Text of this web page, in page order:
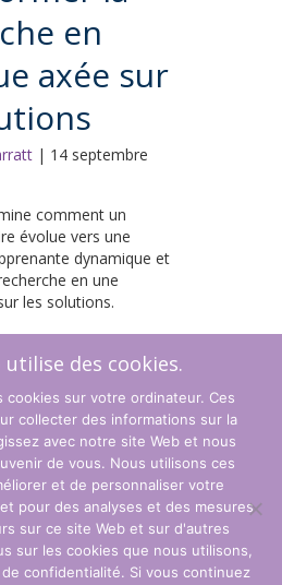
en
axée sur
| 14 septembre
comment un
évolue vers une
dynamique et
en une
les solutions.
3 4 Suivant »
et conditions
utilise des cookies.
cookies sur votre ordinateur. Ces
collecter des informations sur la
avec notre site Web et nous
de vous. Nous utilisons ces
et de personnaliser votre
pour des analyses et des mesures
sur ce site Web et sur d'autres
sur les cookies que nous utilisons,
confidentialité. Si vous continuez